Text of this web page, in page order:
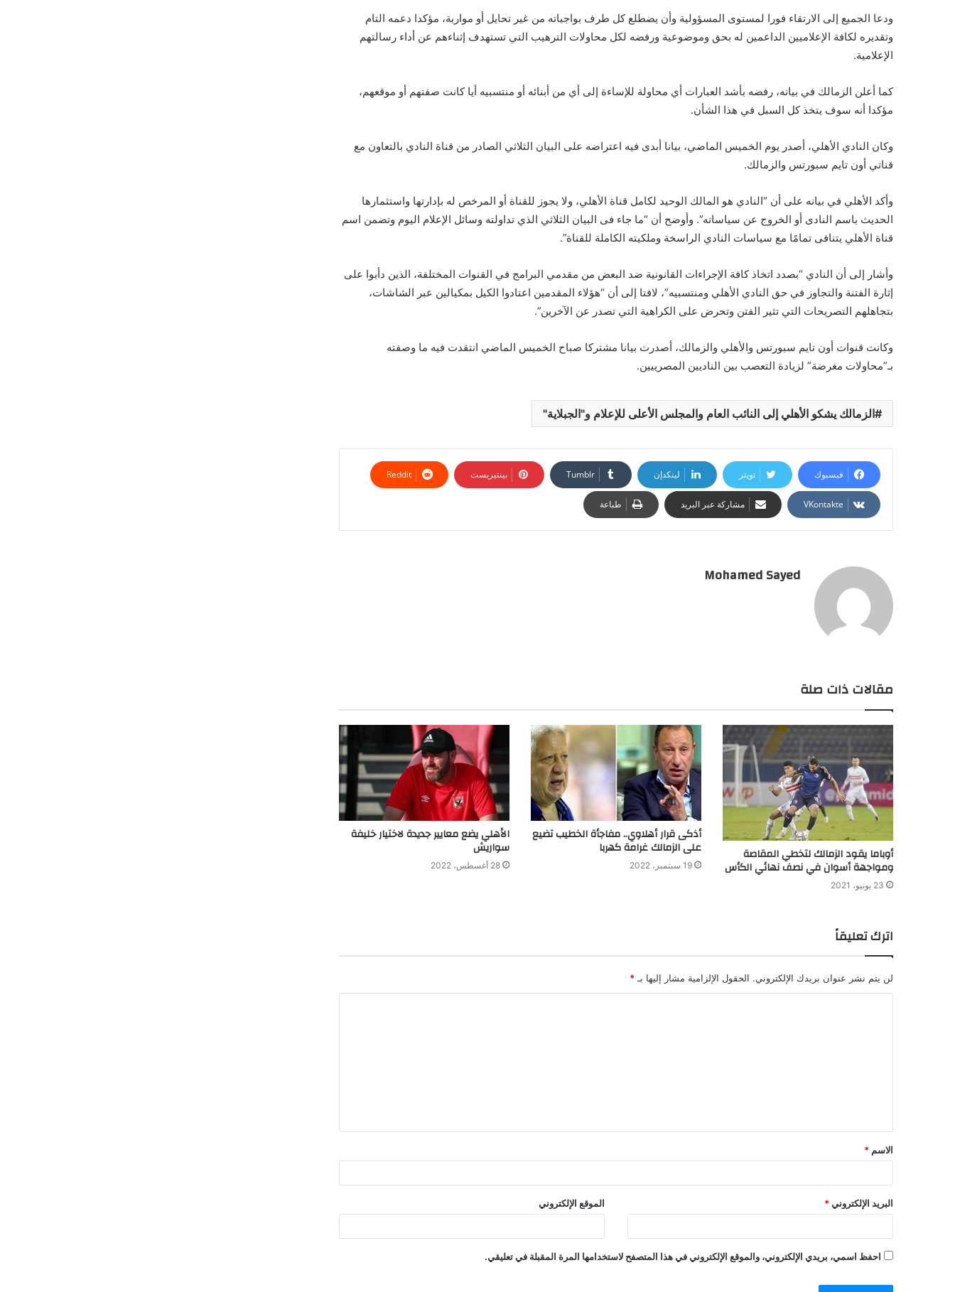
ودعا الجميع إلى الارتقاء فورا لمستوى المسؤولية وأن يضطلع كل طرف بواجباته من غير تحايل أو مواربة، مؤكدا دعمه التام
وتقديره لكافة الإعلاميين الداعمين له بحق وموضوعية ورفضه لكل محاولات الترهيب التي تستهدف إثناءهم عن أداء رسالتهم
الإعلامية.
كما أعلن الزمالك في بيانه، رفضه بأشد العبارات أي محاولة للإساءة إلى أي من أبنائه أو منتسبيه أيا كانت صفتهم أو موقعهم،
مؤكدا أنه سوف يتخذ كل السبل في هذا الشأن.
​وكان النادي الأهلي، أصدر يوم الخميس الماضي، بيانا أبدى فيه اعتراضه على البيان الثلاثي الصادر من قناة النادي بالتعاون مع
قناتي أون تايم سبورتس والزمالك.
وأكد الأهلي في بيانه على أن “النادي هو المالك الوحيد لكامل قناة الأهلي، ولا يجوز للقناة أو المرخص له بإدارتها واستثمارها
الحديث باسم النادى أو الخروج عن سياساته”. وأوضح أن “ما جاء فى البيان الثلاثي الذي تداولته وسائل الإعلام اليوم وتضمن اسم
قناة الأهلي يتنافى تمامًا مع سياسات النادي الراسخة وملكيته الكاملة للقناة”.
وأشار إلى أن النادي “بصدد اتخاذ كافة الإجراءات القانونية ضد البعض من مقدمي البرامج في القنوات المختلفة، الذين دأبوا على
إثارة الفتنة والتجاوز في حق النادي الأهلي ومنتسبيه”، لافتا إلى أن “هؤلاء المقدمين اعتادوا الكيل بمكيالين عبر الشاشات،
بتجاهلهم التصريحات التي تثير الفتن وتحرض على الكراهية التي تصدر عن الآخرين”.
وكانت قنوات أون تايم سبورتس والأهلي والزمالك، أصدرت بيانا مشتركا صباح الخميس الماضي انتقدت فيه ما وصفته
بـ”محاولات مغرضة” لزيادة التعصب بين الناديين المصرييين.
الزمالك يشكو الأهلي إلى النائب العام والمجلس الأعلى للإعلام و"الجبلاية"
فيسبوك تويتر لينكدإن بينتيريست
مشاركة عبر البريد طباعة
Mohamed Sayed
مقالات ذات صلة
أوباما يقود الزمالك لتخطي المقاصة
ومواجهة أسوان في نصف نهائي الكأس
23 يونيو، 2021
أذكى قرار أهلاوي.. مفاجأة الخطيب تضيع
على الزمالك غرامة كهربا
19 سبتمبر، 2022
الأهلي يضع معايير جديدة لاختيار خليفة
سواريش
28 أغسطس، 2022
اترك تعليقاً
لن يتم نشر عنوان بريدك الإلكتروني. الحقول الإلزامية مشار إليها بـ *
الاسم *
البريد الإلكتروني * الموقع الإلكتروني
احفظ اسمي، بريدي الإلكتروني، والموقع الإلكتروني في هذا المتصفح لاستخدامها المرة المقبلة في تعليقي.